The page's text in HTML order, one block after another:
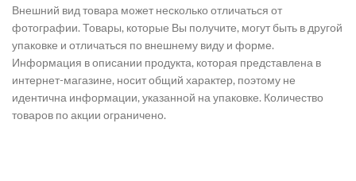
Внешний вид товара может несколько отличаться от
фотографии. Товары, которые Вы получите, могут быть в другой
упаковке и отличаться по внешнему виду и форме.
Информация в описании продукта, которая представлена в
интернет-магазине, носит общий характер, поэтому не
идентична информации, указанной на упаковке. Количество
товаров по акции ограничено.